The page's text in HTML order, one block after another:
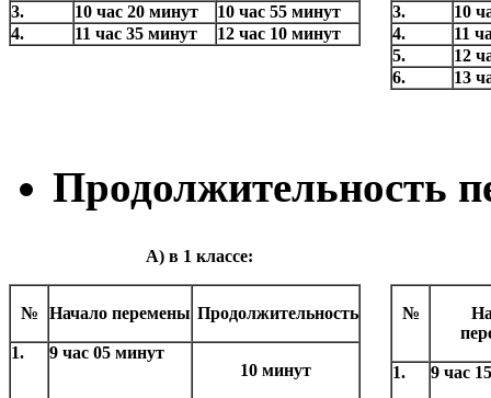
3.
10 час 20 минут
10 час 55 минут
4.
11 час 35 минут 12 час 10 минут
3.
10
4.
11
5.
12
6.
13
Продолжительность
А) в 1 классе:
№ Начало перемены Продолжительность
1.
9 час 05 минут
10 минут
№
1. 9 час